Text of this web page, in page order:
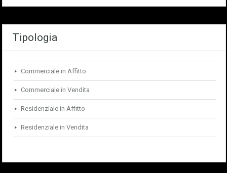
Tipologia
Commerciale in Affitto
Commerciale in Vendita
Residenziale in Affitto
Residenziale in Vendita